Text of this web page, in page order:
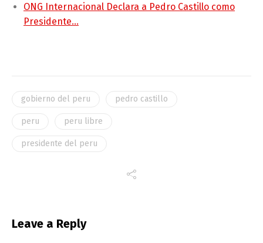
ONG Internacional Declara a Pedro Castillo como
Presidente…
gobierno del peru pedro castillo
peru peru libre
presidente del peru
Leave a Reply